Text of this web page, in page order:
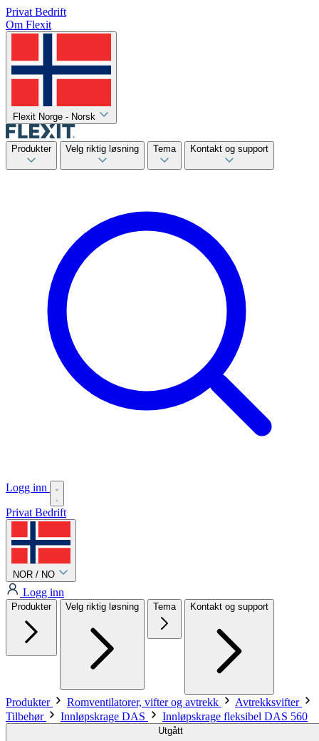
Privat Bedrift
Om Flexit
Flexit Norge - Norsk
Produkter Velg riktig løsning Tema Kontakt og support
Logg inn
Privat Bedrift
NOR / NO
Logg inn
Produkter Velg riktig løsning Tema Kontakt og support
Produkter Romventilatorer, vifter og avtrekk
Avtrekksvifter
Tilbehør
Innløpskrage DAS Innløpskrage fleksibel DAS 560
Utgått